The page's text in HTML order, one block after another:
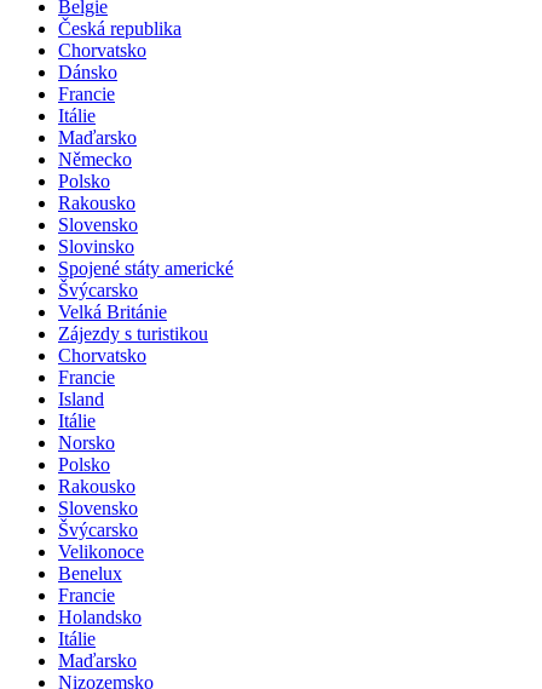
Belgie
Česká republika
Chorvatsko
Dánsko
Francie
Itálie
Maďarsko
Německo
Polsko
Rakousko
Slovensko
Slovinsko
Spojené státy americké
Švýcarsko
Velká Británie
Zájezdy s turistikou
Chorvatsko
Francie
Island
Itálie
Norsko
Polsko
Rakousko
Slovensko
Švýcarsko
Velikonoce
Benelux
Francie
Holandsko
Itálie
Maďarsko
Nizozemsko